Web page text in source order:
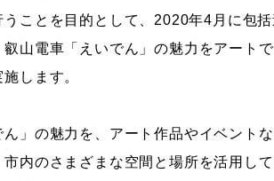
ことを目的として、2020年4月に包
山電車「えいでん」の魅力をアートで
します。
」の魅力を、アート作品やイベント
内のさまざまな空間と場所を活用し